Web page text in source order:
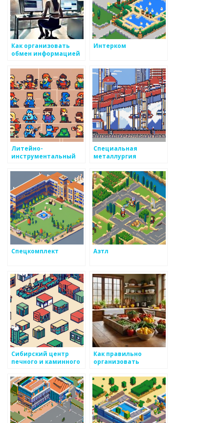
Как организовать
обмен информацией
металоизделий
Интерком
Литейно-
инструментальный
Специальная
металлургия
Спецкомплект Азтл
Сибирский центр
печного и каминного
Как правильно
организовать
обмена информацией
о металлоизделиях